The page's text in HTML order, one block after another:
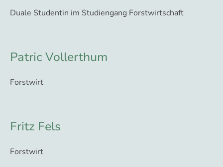
Duale Studentin im Studiengang Forstwirtschaft
Patric Vollerthum
Forstwirt
Fritz Fels
Forstwirt